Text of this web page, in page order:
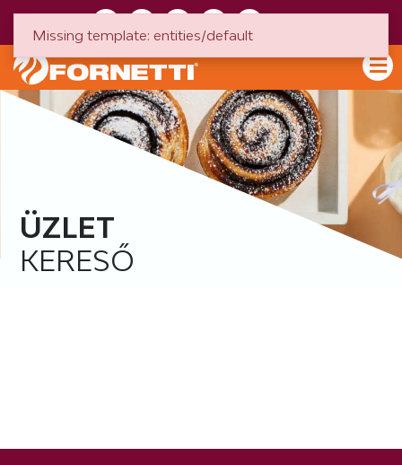
ÜZLET
KERESŐ
Missing template: entities/default